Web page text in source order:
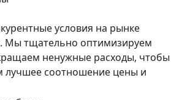
условия на рынке
Мы тщательно оптимизируем
ненужные расходы, чтобы
лучшее соотношение цены и